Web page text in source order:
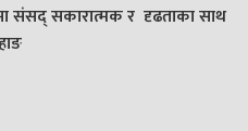
संसद् सकारात्मक र दृढताका साथ